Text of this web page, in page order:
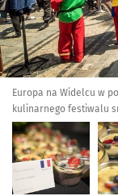
Europa na Widelcu w
kulinarnego festiwalu